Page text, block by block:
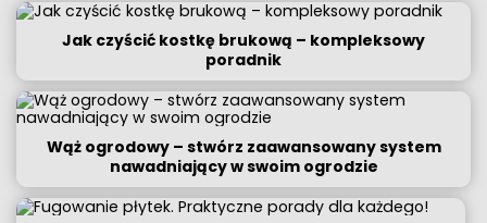
Jak czyścić kostkę brukową – kompleksowy
poradnik
Wąż ogrodowy – stwórz zaawansowany system
nawadniający w swoim ogrodzie